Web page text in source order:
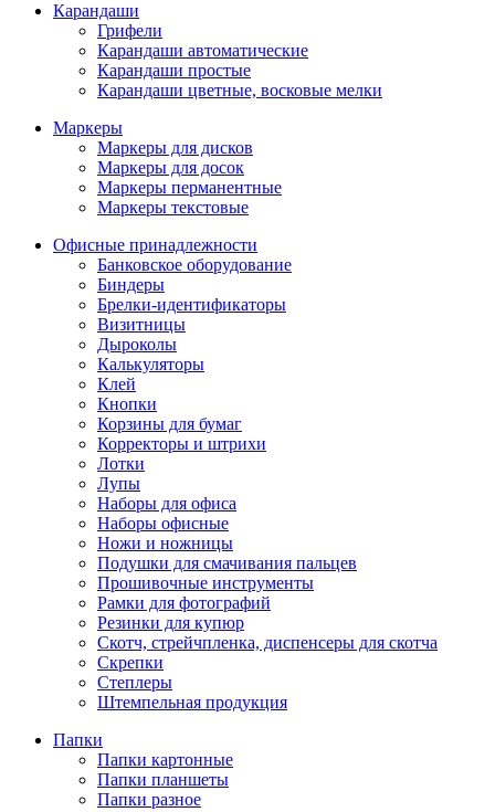
Карандаши
Грифели
Карандаши автоматические
Карандаши простые
Карандаши цветные, восковые мелки
Маркеры
Маркеры для дисков
Маркеры для досок
Маркеры перманентные
Маркеры текстовые
Офисные принадлежности
Банковское оборудование
Биндеры
Брелки-идентификаторы
Визитницы
Дыроколы
Калькуляторы
Клей
Кнопки
Корзины для бумаг
Корректоры и штрихи
Лотки
Лупы
Наборы для офиса
Наборы офисные
Ножи и ножницы
Подушки для смачивания пальцев
Прошивочные инструменты
Рамки для фотографий
Резинки для купюр
Скотч, стрейчпленка, диспенсеры для скотча
Скрепки
Степлеры
Штемпельная продукция
Папки
Папки картонные
Папки планшеты
Папки разное